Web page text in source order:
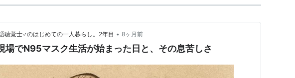
聴覚士♂のはじめての一人暮らし。2年目 • 8ヶ月前
場でN95マスク生活が始まった日と、その息苦しさ